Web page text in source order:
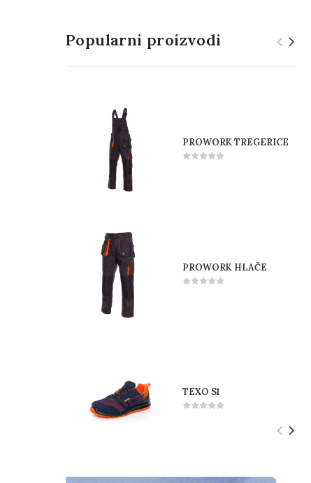
Popularni proizvodi
PROWORK TREGERICE
PROWORK HLAČE
TEXO S1